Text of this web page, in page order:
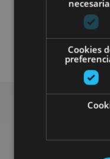
Enoturismo
Cookies